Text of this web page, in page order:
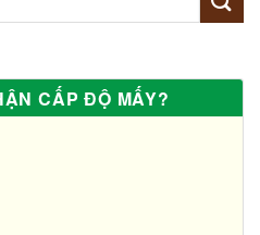
CẤP ĐỘ MẤY?